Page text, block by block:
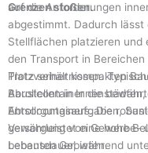
Grenzen stoßen.
auf die Anforderungen
abgestimmt. Dadurch
Stellflächen platzieren und
den Transport in
Platzverhältnissen.
Baustellen in
Entsorgungsaufgaben,
Versorgung von Gewerbe-
bebauten Gebieten.
Trotz seiner kompakten
Abrollcontainer die
Abrollcontainers. Die
gewährleistet eine hohe
Lebensdauer, während